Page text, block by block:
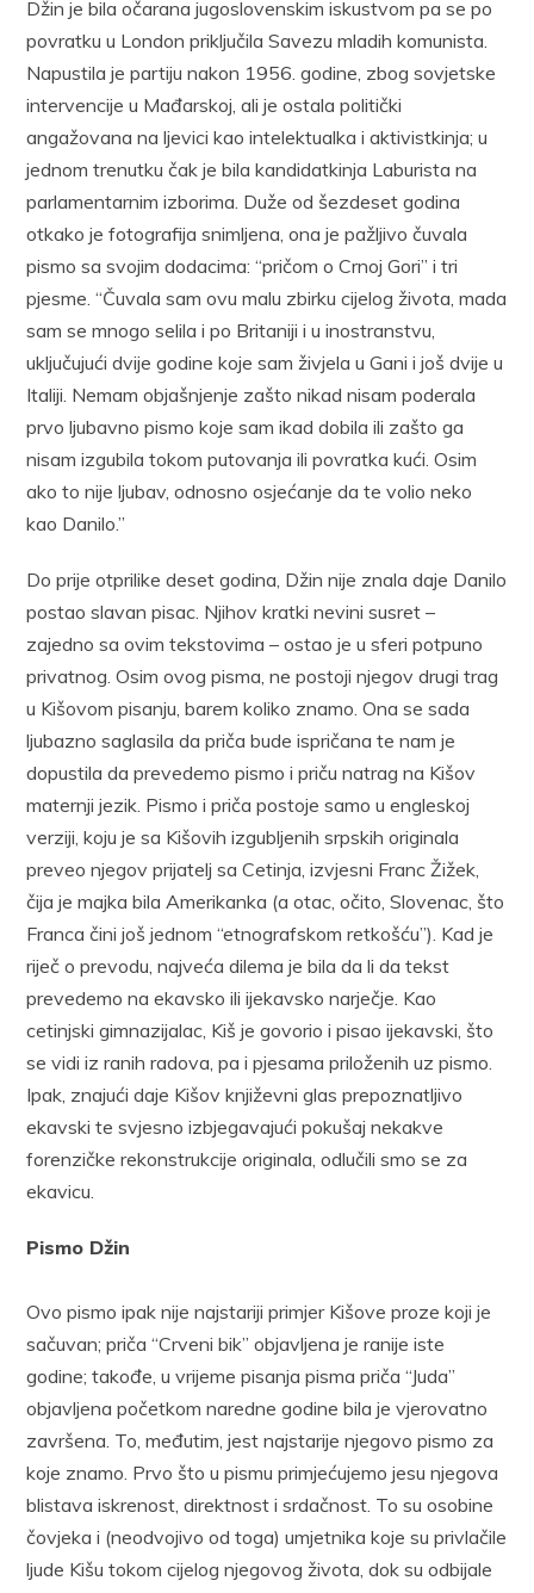
Džin je bila očarana jugoslovenskim iskustvom pa se po
povratku u London priključila Savezu mladih komunista.
Napustila je partiju nakon 1956. godine, zbog sovjetske
intervencije u Mađarskoj, ali je ostala politički
angažovana na ljevici kao intelektualka i aktivistkinja; u
jednom trenutku čak je bila kandidatkinja Laburista na
parlamentarnim izborima. Duže od šezdeset godina
otkako je fotografija snimljena, ona je pažljivo čuvala
pismo sa svojim dodacima: “pričom o Crnoj Gori” i tri
pjesme. “Čuvala sam ovu malu zbirku cijelog života, mada
sam se mnogo selila i po Britaniji i u inostranstvu,
uključujući dvije godine koje sam živjela u Gani i još dvije u
Italiji. Nemam objašnjenje zašto nikad nisam poderala
prvo ljubavno pismo koje sam ikad dobila ili zašto ga
nisam izgubila tokom putovanja ili povratka kući. Osim
ako to nije ljubav, odnosno osjećanje da te volio neko
kao Danilo.”
Do prije otprilike deset godina, Džin nije znala daje Danilo
postao slavan pisac. Njihov kratki nevini susret –
zajedno sa ovim tekstovima – ostao je u sferi potpuno
privatnog. Osim ovog pisma, ne postoji njegov drugi trag
u Kišovom pisanju, barem koliko znamo. Ona se sada
ljubazno saglasila da priča bude ispričana te nam je
dopustila da prevedemo pismo i priču natrag na Kišov
maternji jezik. Pismo i priča postoje samo u engleskoj
verziji, koju je sa Kišovih izgubljenih srpskih originala
preveo njegov prijatelj sa Cetinja, izvjesni Franc Žižek,
čija je majka bila Amerikanka (a otac, očito, Slovenac, što
Franca čini još jednom “etnografskom retkošću”). Kad je
riječ o prevodu, najveća dilema je bila da li da tekst
prevedemo na ekavsko ili ijekavsko narječje. Kao
cetinjski gimnazijalac, Kiš je govorio i pisao ijekavski, što
se vidi iz ranih radova, pa i pjesama priloženih uz pismo.
Ipak, znajući daje Kišov književni glas prepoznatljivo
ekavski te svjesno izbjegavajući pokušaj nekakve
forenzičke rekonstrukcije originala, odlučili smo se za
ekavicu.
Pismo Džin
Ovo pismo ipak nije najstariji primjer Kišove proze koji je
sačuvan; priča “Crveni bik” objavljena je ranije iste
godine; takođe, u vrijeme pisanja pisma priča “Juda”
objavljena početkom naredne godine bila je vjerovatno
završena. To, međutim, jest najstarije njegovo pismo za
koje znamo. Prvo što u pismu primjećujemo jesu njegova
blistava iskrenost, direktnost i srdačnost. To su osobine
čovjeka i (neodvojivo od toga) umjetnika koje su privlačile
ljude Kišu tokom cijelog njegovog života, dok su odbijale